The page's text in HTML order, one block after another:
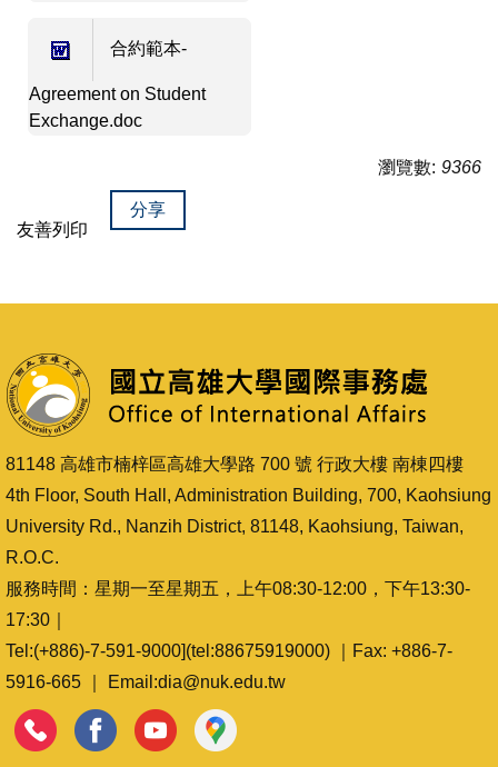
合約範本-
Agreement on Student
Exchange.doc
瀏覽數: 9366
友善列印
分享
81148 高雄市楠梓區高雄大學路 700 號 行政大樓 南棟四樓
4th Floor, South Hall, Administration Building, 700, Kaohsiung
University Rd., Nanzih District, 81148, Kaohsiung, Taiwan,
R.O.C.
服務時間：星期一至星期五，上午08:30-12:00，下午13:30-
17:30｜
Tel:(+886)-7-591-9000](tel:88675919000) ｜Fax: +886-7-
5916-665 ｜ Email:dia@nuk.edu.tw